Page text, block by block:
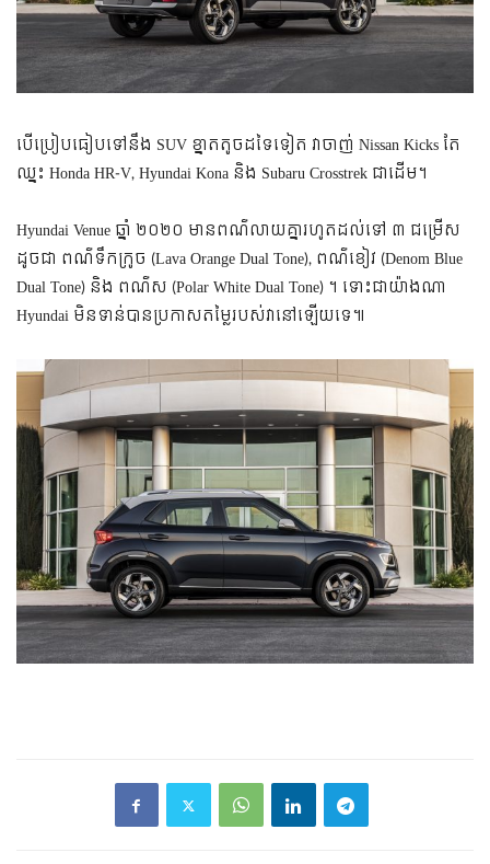
បើប្រៀបធៀបទៅនឹង SUV ខ្នាតតូចដទៃទៀត វាចាញ់ Nissan Kicks តែ
ឈ្នះ Honda HR-V, Hyundai Kona និង Subaru Crosstrek ជាដើម។
Hyundai Venue ឆ្នាំ ២០២០ មានពណ៌លាយគ្នារហូតដល់ទៅ ៣ ជម្រើស
ដូចជា ពណ៌ទឹកក្រូច (Lava Orange Dual Tone), ពណ៌ខៀវ (Denom Blue
Dual Tone) និង ពណ៌ស (Polar White Dual Tone) ។ ទោះជាយ៉ាងណា
Hyundai មិនទាន់បានប្រកាសតម្លៃរបស់វានៅឡើយទេ៕